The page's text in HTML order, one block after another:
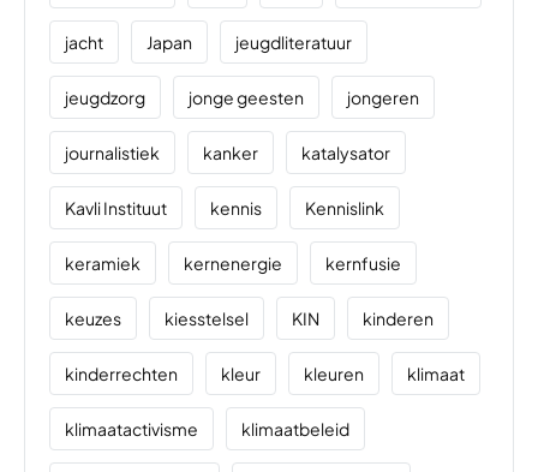
jacht Japan jeugdliteratuur
jeugdzorg jonge geesten jongeren
journalistiek kanker katalysator
Kavli Instituut kennis Kennislink
keramiek kernenergie kernfusie
keuzes kiesstelsel KIN kinderen
kinderrechten kleur kleuren klimaat
klimaatactivisme klimaatbeleid